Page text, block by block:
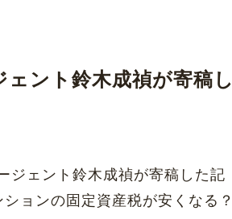
ント鈴木成禎が寄稿し
ジェント鈴木成禎が寄稿した記
ョンの固定資産税が安くなる？